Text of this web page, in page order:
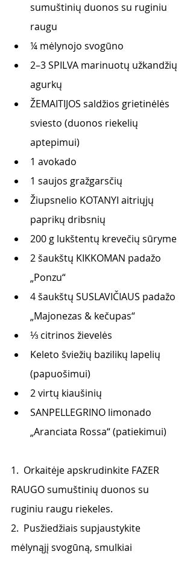
sumuštinių duonos su ruginiu
raugu
¼ mėlynojo svogūno
2–3 SPILVA marinuotų užkandžių
agurkų
ŽEMAITIJOS saldžios grietinėlės
sviesto (duonos riekelių
aptepimui)
1 avokado
1 saujos gražgarsčių
Žiupsnelio KOTANYI aitriųjų
paprikų dribsnių
200 g lukštentų krevečių sūryme
2 šaukštų KIKKOMAN padažo
„Ponzu“
4 šaukštų SUSLAVIČIAUS padažo
„Majonezas & kečupas“
⅓ citrinos žievelės
Keleto šviežių bazilikų lapelių
(papuošimui)
2 virtų kiaušinių
SANPELLEGRINO limonado
„Aranciata Rossa“ (patiekimui)
1.  Orkaitėje apskrudinkite FAZER
RAUGO sumuštinių duonos su
ruginiu raugu riekeles.
2.  Pusžiedžiais supjaustykite
mėlynąjį svogūną, smulkiai